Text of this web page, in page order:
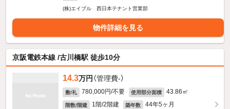
(株)エイブル 西日本テナント営業部
物件詳細を見る
京阪電鉄本線 /古川橋駅 徒歩10分
14.3万円 （管理費-）
敷/礼 780,000円/不要 使用部分面積 43.86㎡
階数/階建 1階/2階建 築年数 44年5ヶ月